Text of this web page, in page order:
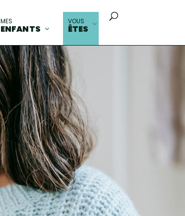
MES
ENFANTS
VOUS
ÊTES